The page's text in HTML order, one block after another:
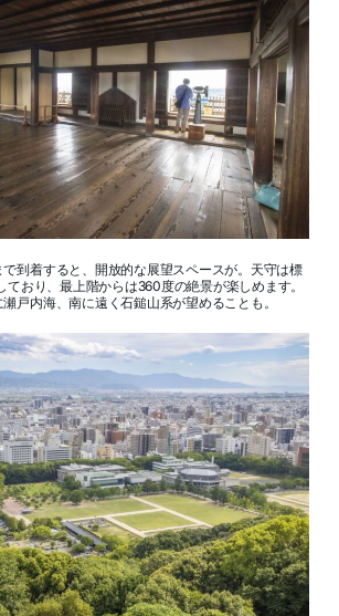
到着すると、開放的な展望スペースが。天守は標
ており、最上階からは360度の絶景が楽しめます。
戸内海、南に遠く石鎚山系が望めることも。